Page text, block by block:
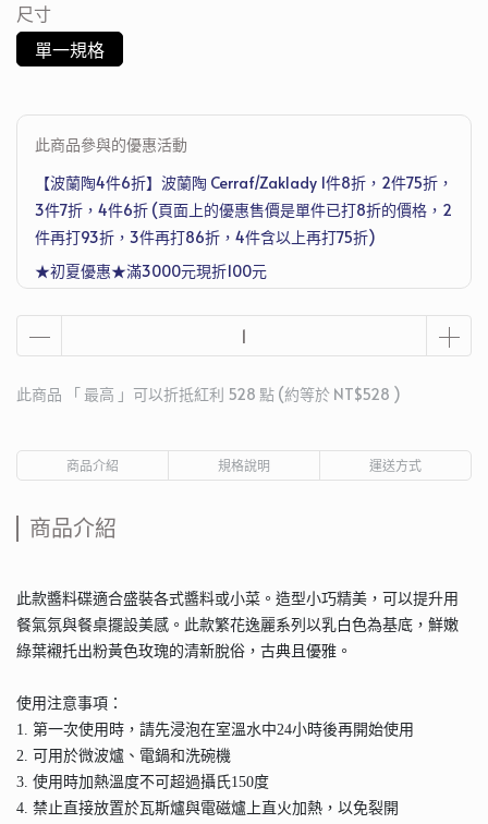
尺寸
單一規格
此商品參與的優惠活動
【波蘭陶4件6折】波蘭陶 Cerraf/Zaklady 1件8折，2件75折，
3件7折，4件6折 (頁面上的優惠售價是單件已打8折的價格，2
件再打93折，3件再打86折，4件含以上再打75折)
★初夏優惠★滿3000元現折100元
2送Joseph Joseph 超收納廚房工具五件組
此商品 「 最高 」可以折抵紅利 528 點 (約等於 NT$528 )
商品介紹 規格說明 運送方式
商品介紹
此款醬料碟適合盛裝各式醬料或小菜。造型小巧精美，可以提升用
餐氣氛與餐桌擺設美感。此款繁花逸麗系列以乳白色為基底，鮮嫩
綠葉襯托出粉黃色玫瑰的清新脫俗，古典且優雅。
使用注意事項：
1. 第一次使用時，請先浸泡在室溫水中24小時後再開始使用
2. 可用於微波爐、電鍋和洗碗機
3. 使用時加熱溫度不可超過攝氏150度
4. 禁止直接放置於瓦斯爐與電磁爐上直火加熱，以免裂開